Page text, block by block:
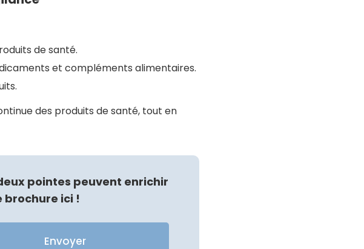
de santé.
et compléments alimentaires.
des produits de santé, tout en
pointes peuvent enrichir
brochure ici !
ce champ vide.